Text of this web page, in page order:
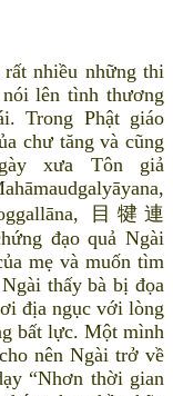
nhiều những thi
lên tình thương
Trong Phật giáo
chư tăng và cũng
xưa Tôn giả
目犍連
đạo quả Ngài
mẹ và muốn tìm
thấy bà bị đọa
địa ngục với lòng
bất lực. Một mình
nên Ngài trở về
“Nhơn thời gian